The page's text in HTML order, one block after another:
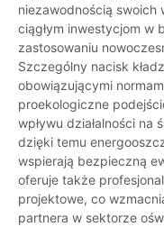
niezawodnością
ciągłym inwestycjom w
zastosowaniu
Szczególny nacisk
obowiązującymi
proekologiczne
wpływu działalności na
dzięki temu
wspierają bezpieczną
oferuje także
projektowe, co
partnera w sektorze